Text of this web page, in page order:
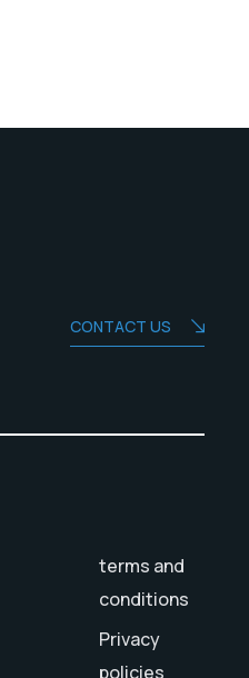
CONTACT US
terms and
conditions
Privacy
policies